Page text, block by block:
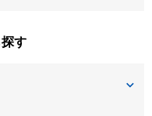
子園
す